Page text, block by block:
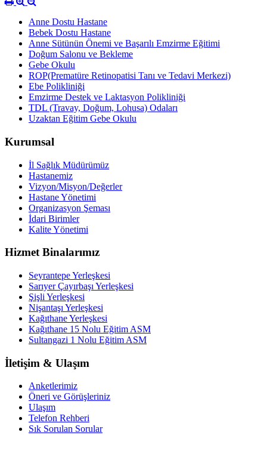
Anne Dostu Hastane
Bebek Dostu Hastane
Anne Sütünün Önemi ve Başarılı Emzirme Eğitimi
Doğum Salonu ve Bekleme
Gebe Okulu
ROP(Prematüre Retinopatisi Tanı ve Tedavi Merkezi)
Ebe Polikliniği
Emzirme Destek ve Laktasyon Polikliniği
TDL (Travay, Doğum, Lohusa) Odaları
Uzaktan Eğitim Gebe Okulu
Kurumsal
İl Sağlık Müdürümüz
Hastanemiz
Vizyon/Misyon/Değerler
Hastane Yönetimi
Organizasyon Şeması
İdari Birimler
Kalite Yönetimi
Hizmet Binalarımız
Seyrantepe Yerleşkesi
Sarıyer Çayırbaşı Yerleşkesi
Şişli Yerleşkesi
Nişantaşı Yerleşkesi
Kağıthane Yerleşkesi
Kağıthane 15 Nolu Eğitim ASM
Sultangazi 1 Nolu Eğitim ASM
İletişim & Ulaşım
Anketlerimiz
Öneri ve Görüşleriniz
Ulaşım
Telefon Rehberi
Sık Sorulan Sorular